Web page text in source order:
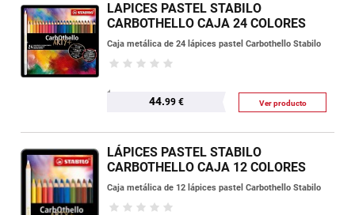
LAPICES PASTEL STABILO
CARBOTHELLO CAJA 24 COLORES
Caja metálica de 24 lápices pastel Carbothello Stabilo
44.99 € Ver producto
LÁPICES PASTEL STABILO
CARBOTHELLO CAJA 12 COLORES
Caja metálica de 12 lápices pastel Carbothello Stabilo